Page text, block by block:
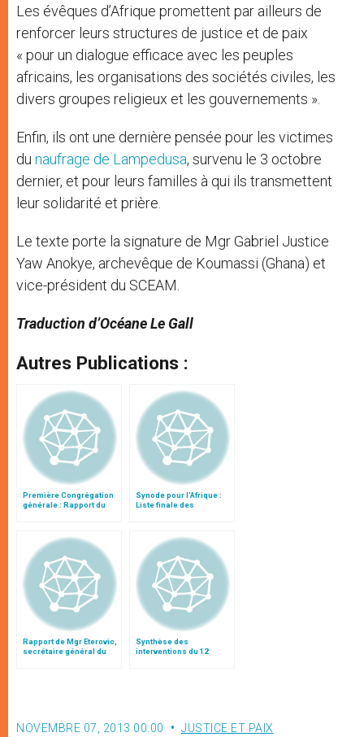
Les évêques d’Afrique promettent par ailleurs de
renforcer leurs structures de justice et de paix
« pour un dialogue efficace avec les peuples
africains, les organisations des sociétés civiles, les
divers groupes religieux et les gouvernements ».
Enfin, ils ont une dernière pensée pour les victimes
du naufrage de Lampedusa, survenu le 3 octobre
dernier, et pour leurs familles à qui ils transmettent
leur solidarité et prière.
Le texte porte la signature de Mgr Gabriel Justice
Yaw Anokye, archevêque de Koumassi (Ghana) et
vice-président du SCEAM.
Traduction d’Océane Le Gall
Autres Publications :
Première Congrégation
générale : Rapport du
Synode pour l'Afrique :
Liste finale des
Rapport de Mgr Eterovic,
secrétaire général du
Synthèse des
interventions du 12
octobre (matin)
NOVEMBRE 07, 2013 00:00 JUSTICE ET PAIX